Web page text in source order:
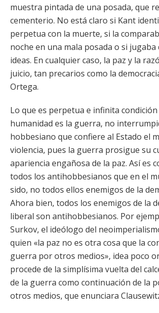
muestra pintada de una posada, que
cementerio. No está claro si Kant
perpetua con la muerte, si la
noche en una mala posada o si jugaba
ideas. En cualquier caso, la paz y la
juicio, tan precarios como la
Ortega.
Lo que es perpetua e infinita
humanidad es la guerra, no
hobbesiano que confiere al Estado el
violencia, pues la guerra prosigue su
apariencia engañosa de la paz. Así es
todos los antihobbesianos que en el
sido, no todos ellos enemigos de la
Ahora bien, todos los enemigos de la
liberal son antihobbesianos. Por
Surkov, el ideólogo del
quien «la paz no es otra cosa que la
guerra por otros medios», idea poco
procede de la simplísima vuelta del
de la guerra como continuación de la
otros medios, que enunciara